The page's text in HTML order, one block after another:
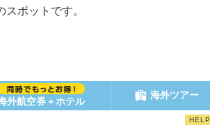
ポットです。
外航空券＋ホテル
海外ツアー
HELP